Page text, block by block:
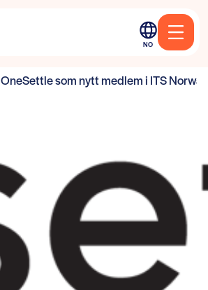
NO
OneSettle som nytt medlem i ITS